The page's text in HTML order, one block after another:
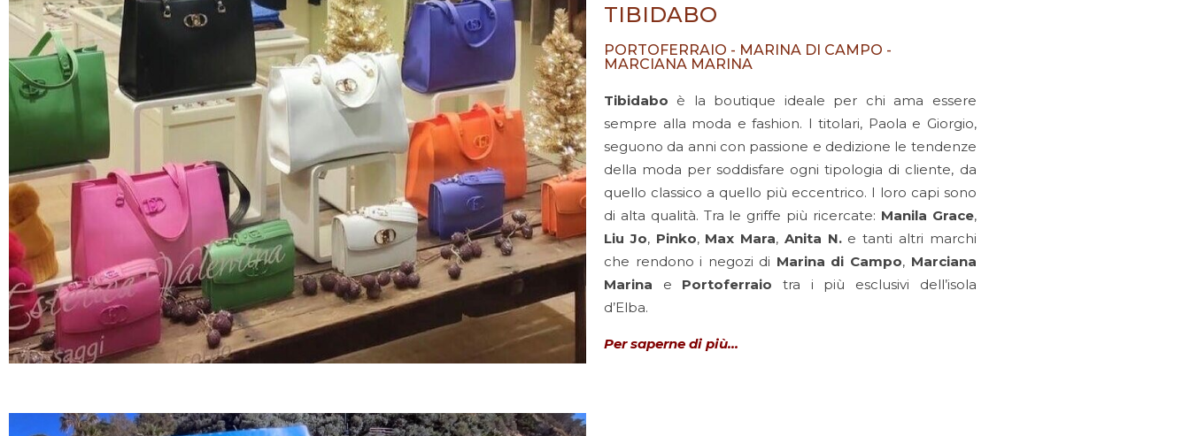
TIBIDABO
PORTOFERRAIO - MARINA DI CAMPO -
MARCIANA MARINA
Tibidabo è la boutique ideale per chi ama essere
sempre alla moda e fashion. I titolari, Paola e Giorgio,
seguono da anni con passione e dedizione le tendenze
della moda per soddisfare ogni tipologia di cliente, da
quello classico a quello più eccentrico. I loro capi sono
di alta qualità. Tra le griffe più ricercate: Manila Grace,
Liu Jo, Pinko, Max Mara, Anita N.e tanti altri marchi
che rendono i negozi di Marina di Campo, Marciana
Marina e Portoferraio tra i più esclusivi dell’isola
d’Elba.
Per saperne di più…